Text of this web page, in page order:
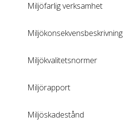
Miljöfarlig verksamhet
Miljökonsekvensbeskrivning
Miljökvalitetsnormer
Miljörapport
Miljöskadestånd